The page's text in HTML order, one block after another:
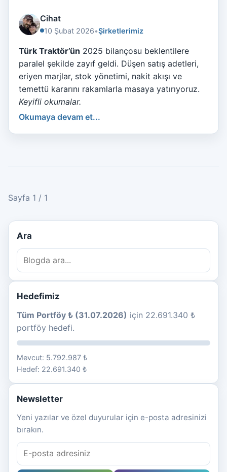
Cihat
10 Şubat 2026•Şirketlerimiz
Türk Traktör’ün 2025 bilançosu beklentilere
paralel şekilde zayıf geldi. Düşen satış adetleri,
eriyen marjlar, stok yönetimi, nakit akışı ve
temettü kararını rakamlarla masaya yatırıyoruz.
Keyifli okumalar.
Okumaya devam et...
Sayfa 1 / 1
Ara
Hedefimiz
Tüm Portföy ₺ (31.07.2026) için 22.691.340 ₺
portföy hedefi.
Mevcut: 5.792.987 ₺
Hedef: 22.691.340 ₺
Newsletter
Yeni yazılar ve özel duyurular için e-posta adresinizi
bırakın.